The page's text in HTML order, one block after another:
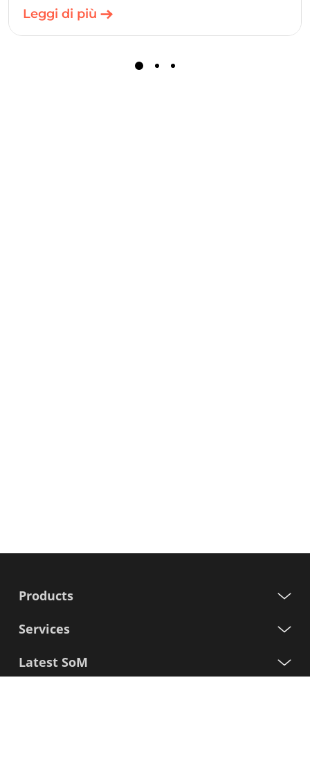
cambiamento già in atto nello sviluppo di
prodotti embedded: le continue pressioni sulla
catena di approvvigionamento dei componenti
qualità di partner di sviluppo di lunga data,
Leggi di più
Products
Services
Latest SoM